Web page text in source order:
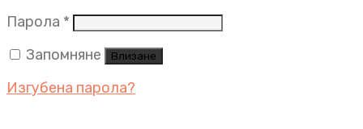
Парола * Задължително
Запомняне
Влизане
Изгубена парола?